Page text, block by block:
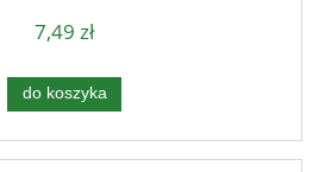
7,49 zł
do koszyka